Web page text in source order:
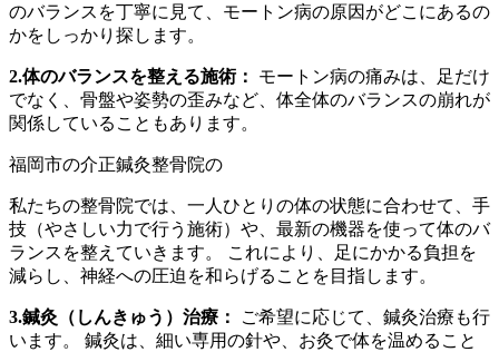
のバランスを丁寧に見て、モートン病の原因がどこにあるの
かをしっかり探します。
2.体のバランスを整える施術：
モートン病の痛みは、足だけ
でなく、骨盤や姿勢の歪みなど、体全体のバランスの崩れが
関係していることもあります。
私たちの整骨院では、一人ひとりの体の状態に合わせて、手
技（やさしい力で行う施術）や、最新の機器を使って体のバ
ランスを整えていきます。 これにより、足にかかる負担を
減らし、神経への圧迫を和らげることを目指します。
3.鍼灸（しんきゅう）治療：
ご希望に応じて、鍼灸治療も行
います。 鍼灸は、細い専用の針や、お灸で体を温めること